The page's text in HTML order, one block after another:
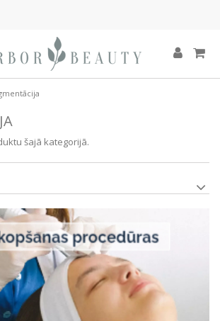
šajā kategorijā.